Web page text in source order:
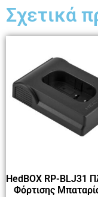
Σχετικά
HedBOX RP-BLJ31
Φόρτισης